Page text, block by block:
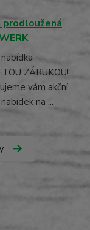
prodloužená
ZÁRUKOU!
vám akční
na ...